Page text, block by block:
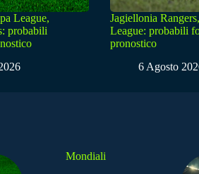
League,
probabili
Jagiellonia
League: probabili
pronostico
6 Agosto
Mondiali